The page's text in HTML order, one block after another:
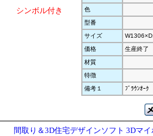
シンボル付き
色
型番
サイズ
価格
生産終了
材質
特徴
備考１
ﾌﾞﾗｳﾝｵｰｸ
間取り＆3D住宅デザインソフト 3Dマ